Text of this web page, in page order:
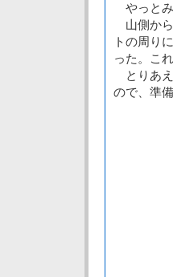
やっとみ
山側から
トの周り
った。こ
とりあえ
ので、準